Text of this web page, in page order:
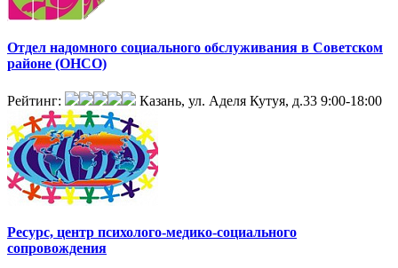
Отдел надомного социального обслуживания в Советском
районе (ОНСО)
Рейтинг: Казань, ул. Аделя Кутуя, д.33 9:00-18:00
Ресурс, центр психолого-медико-социального
сопровождения